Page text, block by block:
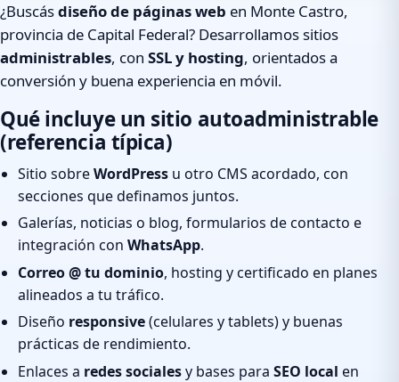
¿Buscásdiseño de páginas web en Monte Castro,
provincia de Capital Federal? Desarrollamos sitios
administrables, con SSL y hosting, orientados a
conversión y buena experiencia en móvil.
Qué incluye un sitio autoadministrable
(referencia típica)
Sitio sobreWordPress u otro CMS acordado, con
secciones que definamos juntos.
Galerías, noticias o blog, formularios de contacto e
integración con WhatsApp.
Correo @ tu dominio, hosting y certificado en planes
alineados a tu tráfico.
Diseño responsive(celulares y tablets) y buenas
prácticas de rendimiento.
Enlaces a redes socialesy bases para SEO local en